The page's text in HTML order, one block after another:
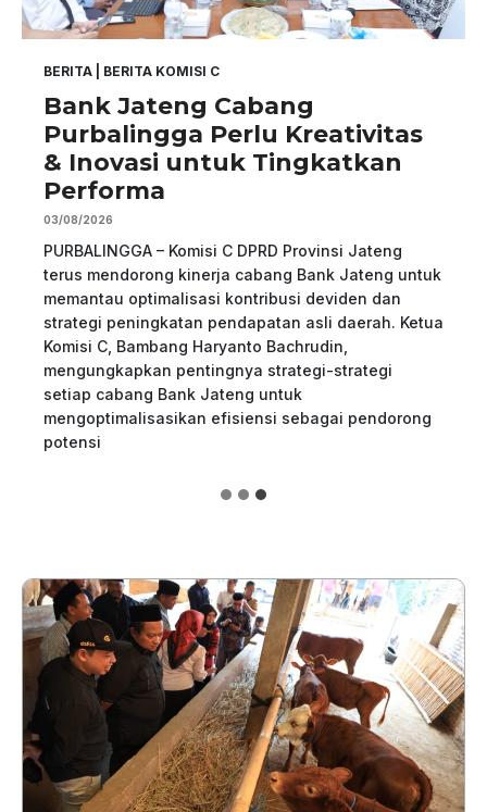
BERITA BERITA KOMISI C
Bank Jateng Cabang
Purbalingga Perlu Kreativitas
& Inovasi untuk Tingkatkan
Performa
03/08/2026
PURBALINGGA – Komisi C DPRD Provinsi Jateng
terus mendorong kinerja cabang Bank Jateng untuk
memantau optimalisasi kontribusi deviden dan
strategi peningkatan pendapatan asli daerah. Ketua
Komisi C, Bambang Haryanto Bachrudin,
mengungkapkan pentingnya strategi-strategi
setiap cabang Bank Jateng untuk
mengoptimalisasikan efisiensi sebagai pendorong
potensi